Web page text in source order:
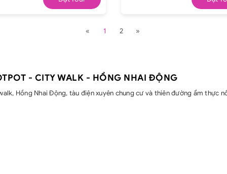
« 1 2 »
- CITY WALK - HỒNG NHAI ĐỘNG
Hồng Nhai Động, tàu điện xuyên chung cư và thiên đường ẩm thực